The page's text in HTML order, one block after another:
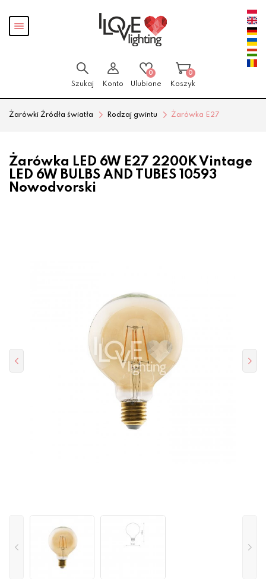
Pokaż
menu
Szukaj Konto
0
Ulubione
0
Koszyk
Żarówki Źródła światła Rodzaj gwintu Żarówka E27
Żarówka LED 6W E27 2200K Vintage
LED 6W BULBS AND TUBES 10593
Nowodvorski